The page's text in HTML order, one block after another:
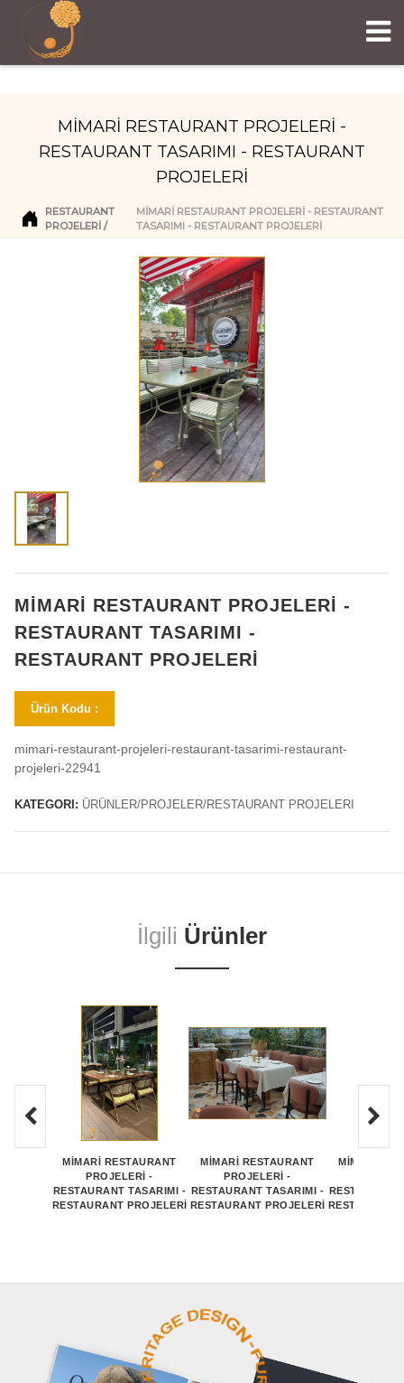
MİMARİ RESTAURANT PROJELERİ -
RESTAURANT TASARIMI - RESTAURANT
PROJELERİ
RESTAURANT
PROJELERI
MİMARİ RESTAURANT PROJELERİ - RESTAURANT
TASARIMI - RESTAURANT PROJELERİ
MİMARİ RESTAURANT PROJELERİ -
RESTAURANT TASARIMI -
RESTAURANT PROJELERİ
Ürün Kodu :
mimari-restaurant-projeleri-restaurant-tasarimi-restaurant-
projeleri-22941
KATEGORI: ÜRÜNLER/PROJELER/RESTAURANT PROJELERI
İlgili Ürünler
MİMARİ RESTAURANT
PROJELERİ -
RESTAURANT TASARIMI -
RESTAURANT PROJELERİ
MİMARİ RESTAURANT
PROJELERİ -
RESTAURANT TASARIMI -
RESTAURANT PROJELERİ
MİMARİ
RESTAURANT